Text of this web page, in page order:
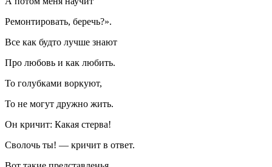
Ремонтировать, беречь?».
Все как будто лучше знают
Про любовь и как любить.
То голубками воркуют,
То не могут дружно жить.
Он кричит: Какая стерва!
Сволочь ты! — кричит в ответ.